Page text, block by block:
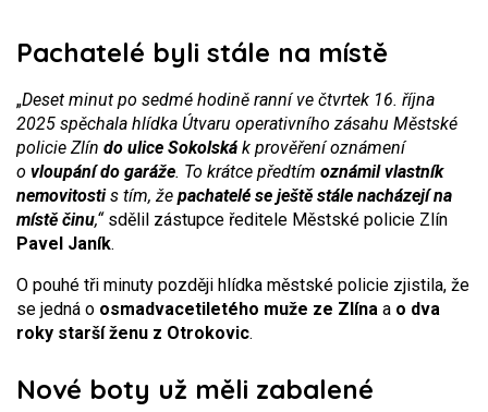
Pachatelé byli stále na místě
„Deset minut po sedmé hodině ranní ve čtvrtek 16. října
2025 spěchala hlídka Útvaru operativního zásahu Městské
policie Zlín do ulice Sokolská k prověření oznámení
o vloupání do garáže. To krátce předtím oznámil vlastník
nemovitostis tím, že pachatelé se ještě stále nacházejí na
místě činu,“sdělil zástupce ředitele Městské policie Zlín
Pavel Janík.
O pouhé tři minuty později hlídka městské policie zjistila, že
se jedná o osmadvacetiletého muže ze Zlína a o dva
roky starší ženu z Otrokovic.
Nové boty už měli zabalené